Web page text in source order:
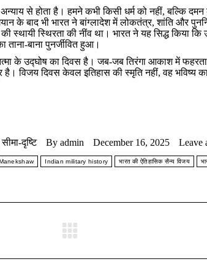
से होता है। हमने कभी किसी धर्म को नहीं, बल्कि
बाद भी भारत ने बांग्लादेश में लोकतंत्र, शांति और
स्थायी स्थिरता की नींव था। भारत ने यह सिद्ध किया
बाना पुनर्जीवित हुआ।
के उद्घोष का दिवस है। जब-जब तिरंगा आकाश में
विजय दिवस केवल इतिहास की स्मृति नहीं, वह भविष्य
सीमा-दृष्टि By admin December 16, 2025
Leave
Indian military history भारत की ऐतिहासिक सैन्य विजय